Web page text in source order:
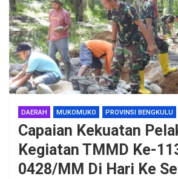
DAERAH MUKOMUKO PROVINSI BENGKULU
Capaian Kekuatan
Kegiatan TMMD Ke-
0428/MM Di Hari Ke